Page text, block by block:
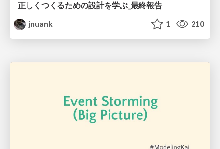
正しくつくるための設計を学ぶ_最終報告
jnuank
1 210